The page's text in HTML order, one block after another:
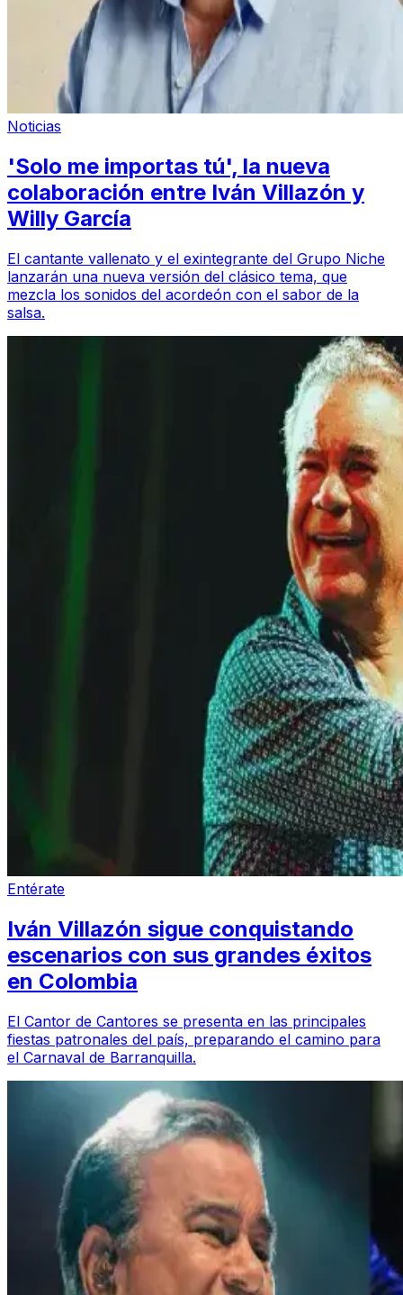
Noticias
'Solo me importas tú', la nueva
colaboración entre Iván Villazón y
Willy García
El cantante vallenato y el exintegrante del Grupo Niche
lanzarán una nueva versión del clásico tema, que
mezcla los sonidos del acordeón con el sabor de la
salsa.
Entérate
Iván Villazón sigue conquistando
escenarios con sus grandes éxitos
en Colombia
El Cantor de Cantores se presenta en las principales
fiestas patronales del país, preparando el camino para
el Carnaval de Barranquilla.